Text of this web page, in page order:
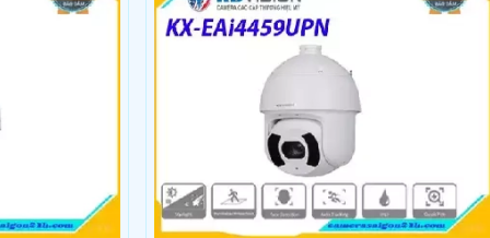
phân giải FULL HD 1080P, mang lại chất lượng
tuyệt vời